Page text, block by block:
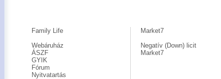
Family Life
Webáruház
ÁSZF
GYIK
Fórum
Nyitvatartás
Market7
Negatív (Down) licit
Market7